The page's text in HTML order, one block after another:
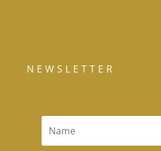
NEWSLETTER